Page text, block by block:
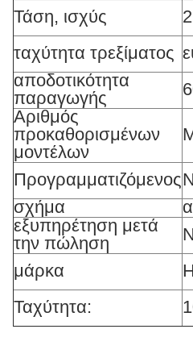
Τάση, ισχύς
ταχύτητα τρεξίματος
αποδοτικότητα
παραγωγής
Αριθμός
προκαθορισμένων
μοντέλων
Προγραμματιζόμενος
σχήμα
εξυπηρέτηση μετά
την πώληση
μάρκα
Ταχύτητα: